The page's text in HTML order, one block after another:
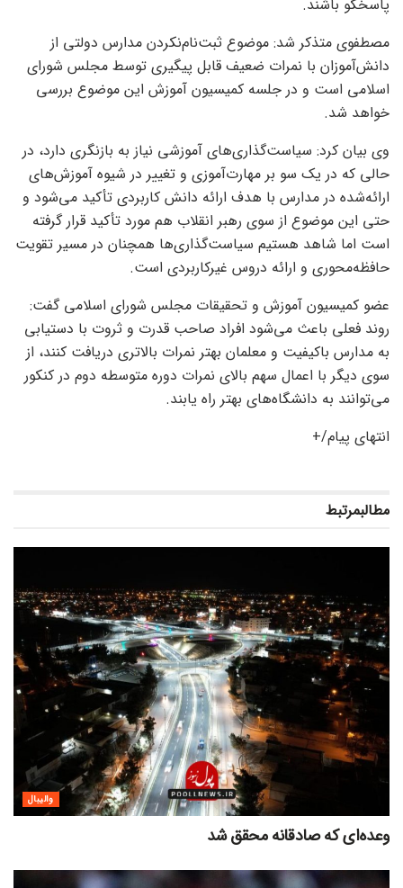
پاسخگو باشند.
مصطفوی متذکر شد: موضوع ثبت‌نام‌نکردن مدارس دولتی از
دانش‌آموزان با نمرات ضعیف قابل پیگیری توسط مجلس شورای
اسلامی است و در جلسه کمیسیون آموزش این موضوع بررسی
خواهد شد.
وی بیان کرد: سیاست‌گذاری‌های آموزشی نیاز به بازنگری دارد، در
حالی که در یک سو بر مهارت‌آموزی و تغییر در شیوه آموزش‌های
ارائه‌شده در مدارس با هدف ارائه دانش کاربردی تأکید می‌شود و
حتی این موضوع از سوی رهبر انقلاب هم مورد تأکید قرار گرفته
است اما شاهد هستیم سیاست‌گذاری‌ها همچنان در مسیر تقویت
حافظه‌محوری و ارائه دروس غیرکاربردی است.
عضو کمیسیون آموزش و تحقیقات مجلس شورای اسلامی گفت:
روند فعلی باعث می‌شود افراد صاحب قدرت و ثروت با دستیابی
به مدارس باکیفیت و معلمان بهتر نمرات بالاتری دریافت کنند، از
سوی دیگر با اعمال سهم بالای نمرات دوره متوسطه دوم در کنکور
می‌توانند به دانشگاه‌های بهتر راه یابند.
انتهای پیام/+
مطالبمرتبط
والیبال
وعده‌ای که صادقانه محقق شد